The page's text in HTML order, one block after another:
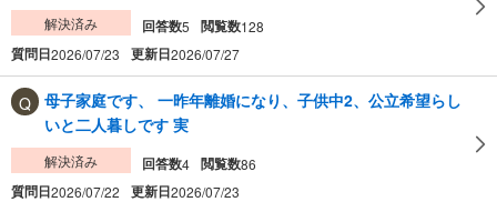
解決済み 回答数5 閲覧数128
質問日2026/07/23 更新日2026/07/27
母子家庭です、 一昨年離婚になり、子供中2、公立希望らし
いと二人暮しです 実
解決済み 回答数4 閲覧数86
質問日2026/07/22 更新日2026/07/23